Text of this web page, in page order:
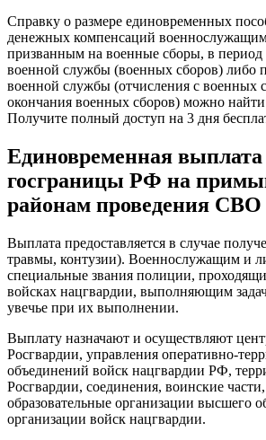
Справку о размере единовременных
денежных компенсаций
призванным на военные сборы, в
военной службы (военных сборов) либо
военной службы (отчисления с военных
окончания военных сборов) можно
Получите полный доступ на 3 дня
Единовременная выплата
госграницы РФ на
районам проведения СВО
Выплата предоставляется в случае
травмы, контузии). Военнослужащим и
специальные звания полиции,
войсках нацгвардии, выполняющим
увечье при их выполнении.
Выплату назначают и осуществляют
Росгвардии, управления оперативно-
объединений войск нацгвардии РФ,
Росгвардии, соединения, воинские
образовательные организации высшего
организации войск нацгвардии.